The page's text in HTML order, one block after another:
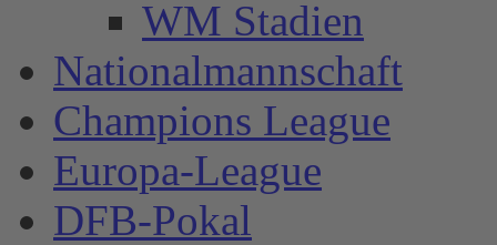
WM Stadien
Nationalmannschaft
Champions League
Europa-League
DFB-Pokal